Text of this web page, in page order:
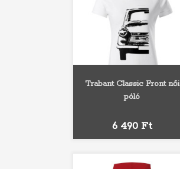
Trabant Classic Front női
póló
Ár
6 490 Ft